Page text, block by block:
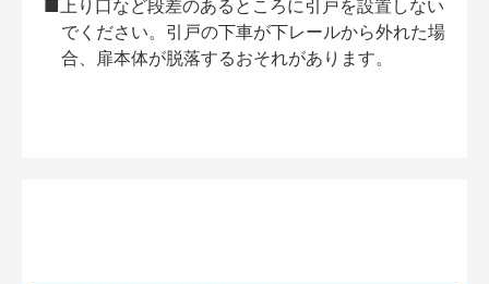
■上り口など段差のあるところに引戸を設置しない
でください。引戸の下車が下レールから外れた場
合、扉本体が脱落するおそれがあります。